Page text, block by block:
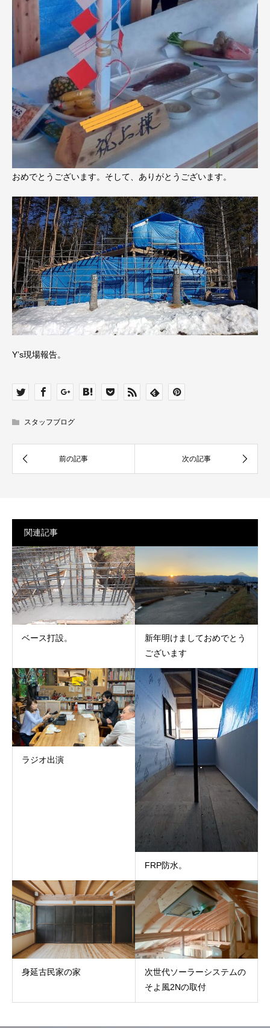
おめでとうございます。そして、ありがとうございます。
Y’s現場報告。
スタッフブログ
関連記事
ベース打設。
新年明けましておめでとう
ございます
ラジオ出演
FRP防水。
身延古民家の家
次世代ソーラーシステムの
そよ風2Nの取付